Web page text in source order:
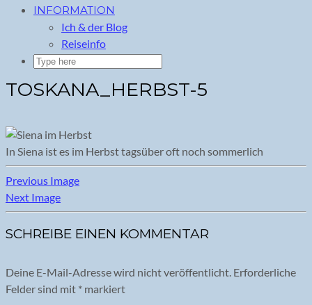
INFORMATION
Ich & der Blog
Reiseinfo
TOSKANA_HERBST-5
In Siena ist es im Herbst tagsüber oft noch sommerlich
Previous Image
Next Image
SCHREIBE EINEN KOMMENTAR
Deine E-Mail-Adresse wird nicht veröffentlicht. Erforderliche
Felder sind mit * markiert